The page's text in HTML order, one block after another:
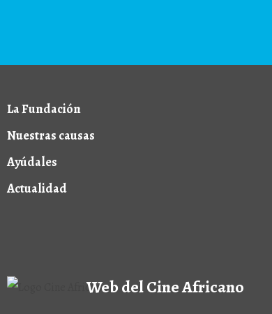
La Fundación
Nuestras causas
Ayúdales
Actualidad
Web del Cine Africano